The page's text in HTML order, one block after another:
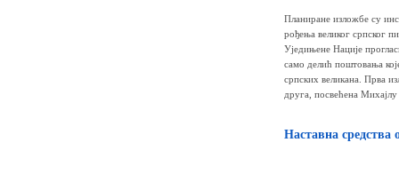
Планиране изложбе су
рођења великог српског
Уједињене Нације
само делић поштовања
српских великана. Прва
друга, посвећена
Наставна средства